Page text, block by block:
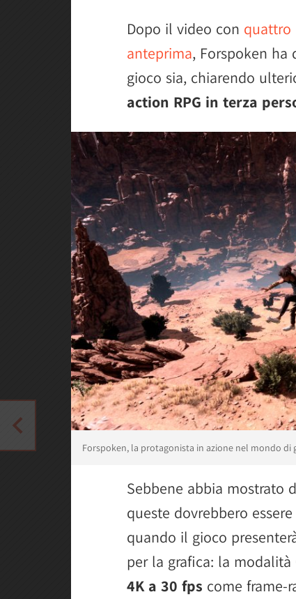
Dopo il video con quattro
anteprima, Forspoken
gioco sia, chiarendo
action RPG in terza
Forspoken, la protagonista in azione nel mondo di
Sebbene abbia mostrato
queste dovrebbero
quando il gioco
per la grafica: la
4K a 30 fps come frame-